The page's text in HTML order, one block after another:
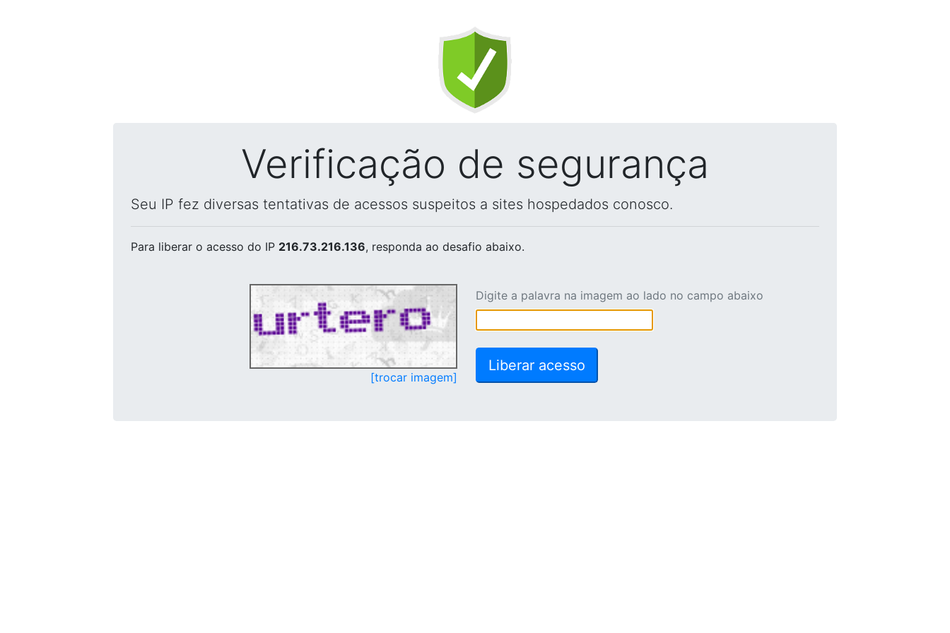
Verificação de segurança
Seu IP fez diversas tentativas de acessos suspeitos a sites hospedados conosco.
Para liberar o acesso do IP 216.73.216.136, responda ao desafio abaixo.
[trocar imagem]
Digite a palavra na imagem ao lado no campo abaixo